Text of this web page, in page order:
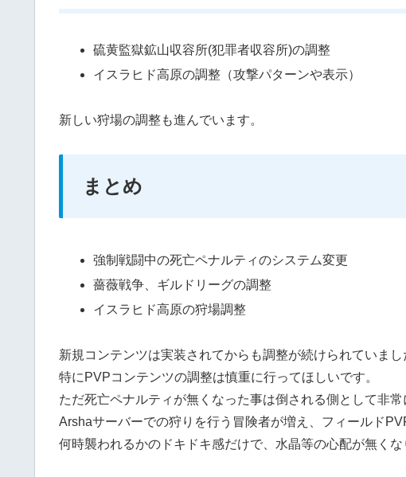
硫黄監獄鉱山収容所(犯罪者収容所)の調整
イスラヒド高原の調整（攻撃パターンや表示）
新しい狩場の調整も進んでいます。
まとめ
強制戦闘中の死亡ペナルティのシステム変更
薔薇戦争、ギルドリーグの調整
イスラヒド高原の狩場調整
新規コンテンツは実装されてからも調整が続けられていまし
特にPVPコンテンツの調整は慎重に行ってほしいです。
ただ死亡ペナルティが無くなった事は倒される側として非常
Arshaサーバーでの狩りを行う冒険者が増え、フィールド
何時襲われるかのドキドキ感だけで、水晶等の心配が無く